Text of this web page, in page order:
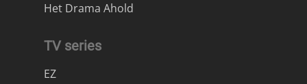
Het Drama Ahold
TV series
EZ